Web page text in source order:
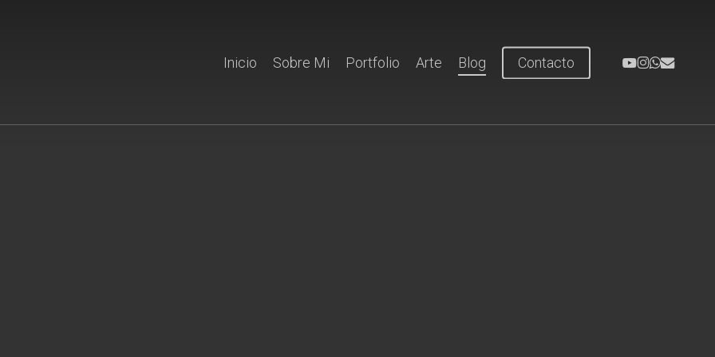
Inicio Sobre Mi Portfolio Arte Blog Contacto youtube
instagram
whatsapp
email